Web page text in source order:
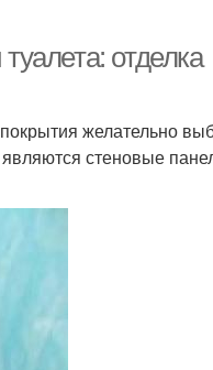
отделка
желательно
стеновые